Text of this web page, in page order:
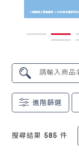
鏡片說明
Lens
常見問題
進階篩選
搜尋結果 585 件